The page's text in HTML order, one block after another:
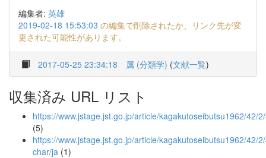
編集者: 英雄
2019-02-18 15:53:03 の編集で削除されたか、リンク先が変
更された可能性があります。
2017-05-25 23:34:18 属 (分類学) (文献一覧)
収集済み URL リスト
https://www.jstage.jst.go.jp/article/kagakutoseibutsu1962/42/
(5)
https://www.jstage.jst.go.jp/article/kagakutoseibutsu1962/42/
char/ja (1)